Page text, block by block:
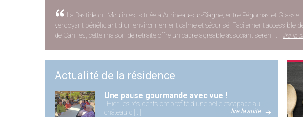
La Bastide du Moulin est située à Auribeau-sur-Siagne, entre Pégomas et
verdoyant bénéficiant d'un environnement calme et sécurisé. Facilement accessible
de Cannes, cette maison de retraite offre un cadre agréable associant séréni ...
lire la
Actualité de la résidence
Une pause gourmande avec vue !
Hier, les résidents ont profité d'une belle escapade au
château d [...]
lire la suite